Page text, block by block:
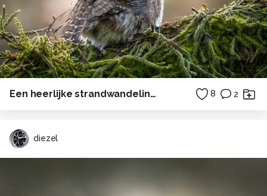
Een heerlijke strandwandeling naar het drenkelingenhuisje op Terschelling . . . 8 2
diezel